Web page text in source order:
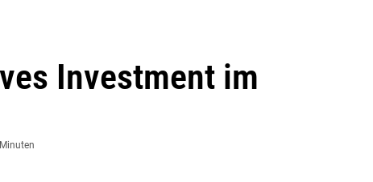
Investment im